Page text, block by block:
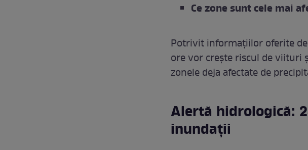
Ce zone sunt cele mai
Potrivit informațiilor oferite de
ore vor crește riscul de viituri
zonele deja afectate de
Alertă hidrologică:
inundații